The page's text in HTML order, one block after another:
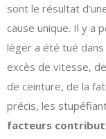
sont le résultat
cause unique. Il y a
léger a été tué dans
excès de vitesse,
de ceinture, de la
précis, les
facteurs